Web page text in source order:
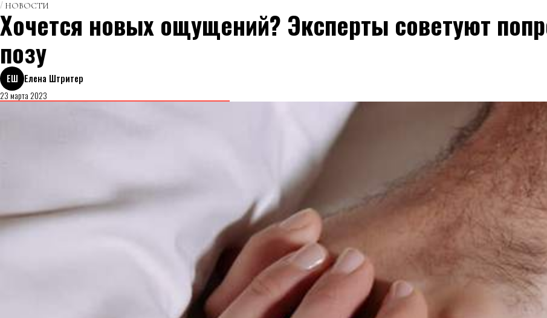
НОВОСТИ
Хочется новых ощущений? Эксперты советуют
позу
ЕШ Елена Штритер
23 марта 2023